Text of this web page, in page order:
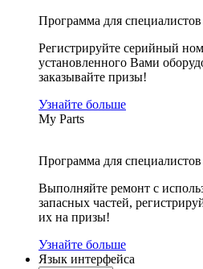
Программа для
Регистрируйте серийный
установленного Вами
заказывайте призы!
Узнайте больше
My Parts
Программа для
Выполняйте ремонт с
запасных частей,
их на призы!
Узнайте больше
Язык интерфейса